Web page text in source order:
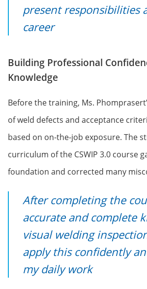
present responsibilities
career
Building Professional
Knowledge
Before the training, Ms.
of weld defects and acceptance
based on on-the-job exposure. The
curriculum of the CSWIP 3.0 course
foundation and corrected many
After completing the
accurate and complete
visual welding
apply this confidently
my daily work